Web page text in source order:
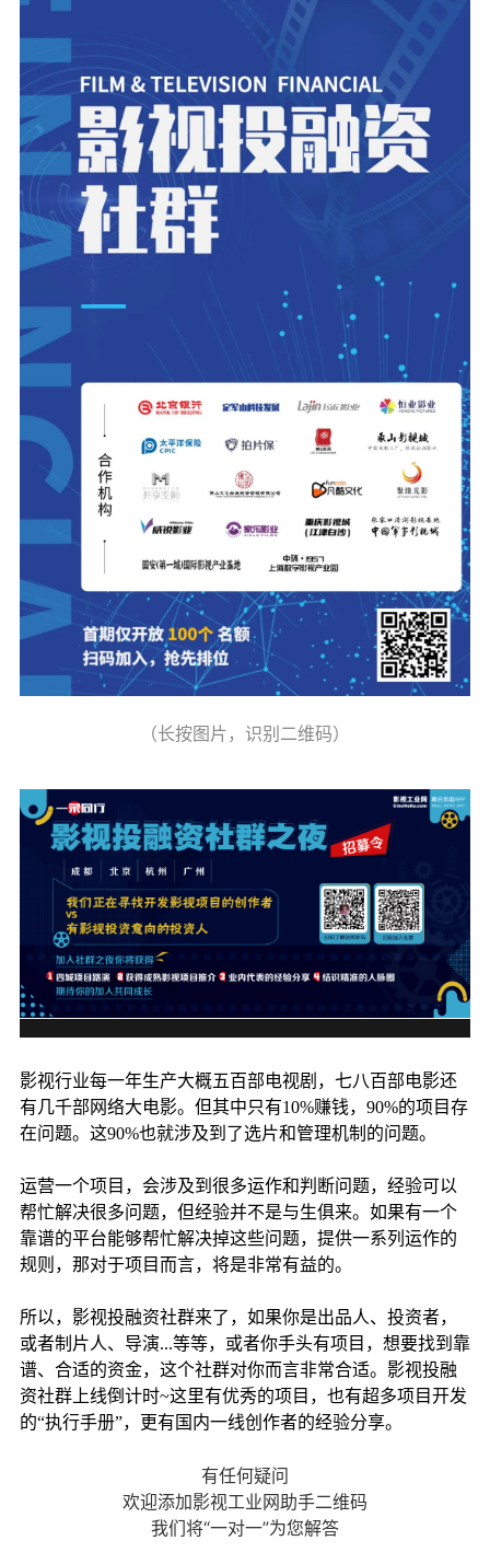
（长按图片，识别二维码）
影视行业每一年生产大概五百部电视剧，七八百部电影还
有几千部网络大电影。但其中只有10%赚钱，90%的项目存
在问题。这90%也就涉及到了选片和管理机制的问题。
运营一个项目，会涉及到很多运作和判断问题，经验可以
帮忙解决很多问题，但经验并不是与生俱来。如果有一个
靠谱的平台能够帮忙解决掉这些问题，提供一系列运作的
规则，那对于项目而言，将是非常有益的。
所以，影视投融资社群来了，如果你是出品人、投资者，
或者制片人、导演...等等，或者你手头有项目，想要找到靠
谱、合适的资金，这个社群对你而言非常合适。影视投融
资社群上线倒计时~这里有优秀的项目，也有超多项目开发
的“执行手册”，更有国内一线创作者的经验分享。
有任何疑问
欢迎添加影视工业网助手二维码
我们将“一对一”为您解答